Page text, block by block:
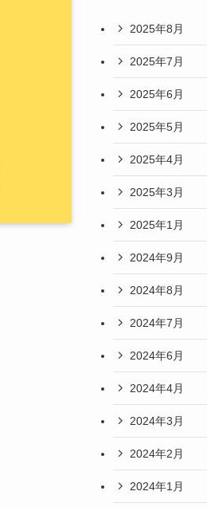
2025年8月
2025年7月
2025年6月
2025年5月
2025年4月
2025年3月
2025年1月
2024年9月
2024年8月
2024年7月
2024年6月
2024年4月
2024年3月
2024年2月
2024年1月